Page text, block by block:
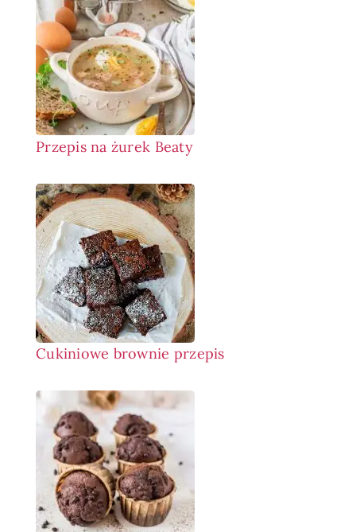
Przepis na żurek Beaty
Cukiniowe brownie przepis